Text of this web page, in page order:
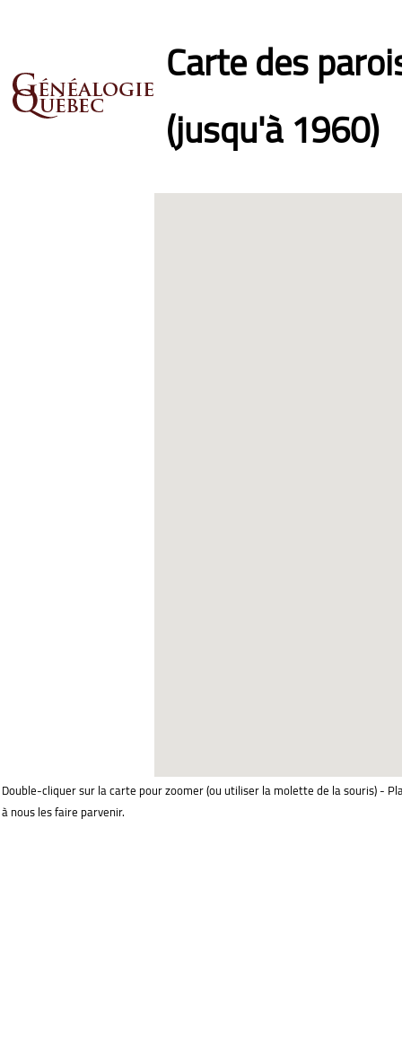
Carte des
(jusqu'à 1960)
Double-cliquer sur la carte pour zoomer (ou utiliser la molette de la souris) -
à nous les faire parvenir.